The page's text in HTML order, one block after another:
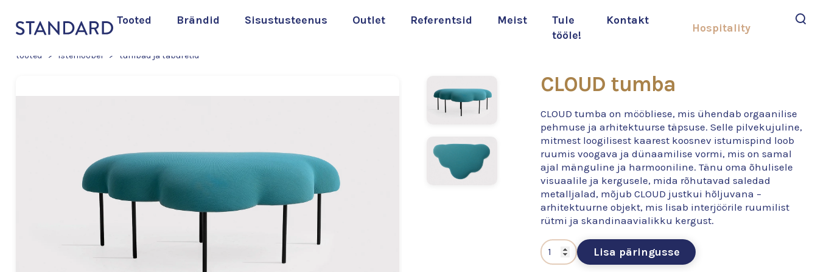
Tooted Brändid Sisustusteenus Outlet Referentsid Meist
Tule
tööle!
Kontakt
Hospitality
tooted > istemööbel > tumbad ja taburetid
CLOUD tumba
CLOUD tumba on mööbliese, mis ühendab orgaanilise
pehmuse ja arhitektuurse täpsuse. Selle pilvekujuline,
mitmest loogilisest kaarest koosnev istumispind loob
ruumis voogava ja dünaamilise vormi, mis on samal
ajal mänguline ja harmooniline. Tänu oma õhulisele
visuaalile ja kergusele, mida rõhutavad saledad
metalljalad, mõjub CLOUD justkui hõljuvana –
arhitektuurne objekt, mis lisab interjöörile ruumilist
rütmi ja skandinaavialikku kergust.
Lisa päringusse